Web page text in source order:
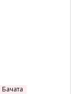
Бачата